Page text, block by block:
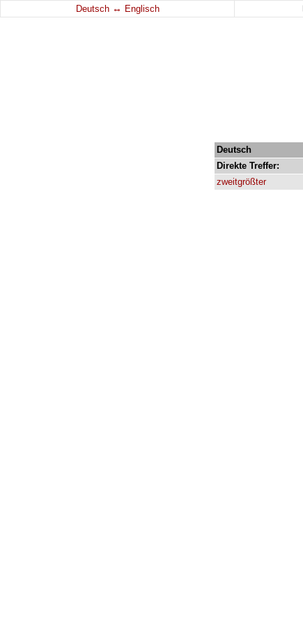
Deutsch ↔ Englisch
Deutsch
Direkte Treffer:
zweitgrößter